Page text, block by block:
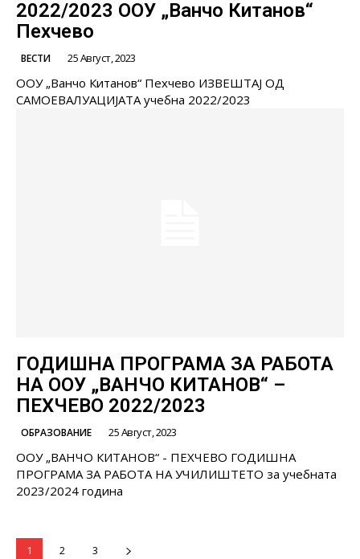
2022/2023 ООУ „Ванчо Китанов“
Пехчево
ВЕСТИ 25 Август, 2023
ООУ „Ванчо Китанов“ Пехчево ИЗВЕШТАЈ ОД
ГОДИШНА ПРОГРАМА ЗА РАБОТА
НА ООУ „ВАНЧО КИТАНОВ“ –
ПЕХЧЕВО 2022/2023
ОБРАЗОВАНИЕ 25 Август, 2023
ООУ „ВАНЧО КИТАНОВ“ - ПЕХЧЕВО ГОДИШНА
ПРОГРАМА ЗА РАБОТА НА УЧИЛИШТЕТО за учебната
1 2 3